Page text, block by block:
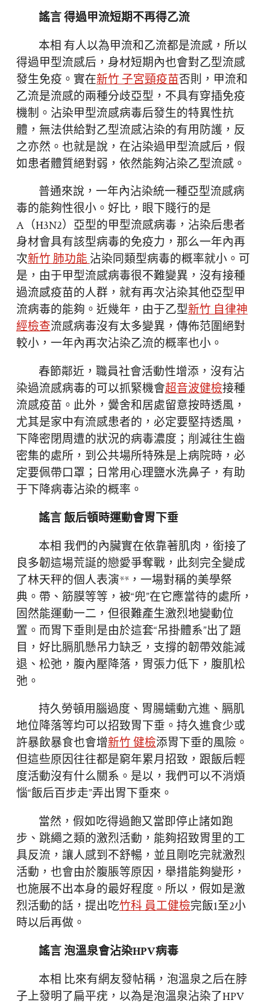
謠言 得過甲流短期不再得乙流
本相 有人以為甲流和乙流都是流感，所以
得過甲型流感后，身材短期內也會對乙型流感
發生免疫。實在新竹 子宮頸疫苗否則，甲流和
乙流是流感的兩種分歧亞型，不具有穿插免疫
機制。沾染甲型流感病毒后發生的特異性抗
體，無法供給對乙型流感沾染的有用防護，反
之亦然。也就是說，在沾染過甲型流感后，假
如患者體質絕對弱，依然能夠沾染乙型流感。
普通來說，一年內沾染統一種亞型流感病
毒的能夠性很小。好比，眼下賤行的是
A（H3N2）亞型的甲型流感病毒，沾染后患者
身材會具有該型病毒的免疫力，那么一年內再
次新竹 肺功能沾染同類型病毒的概率就小。可
是，由于甲型流感病毒很不難變異，沒有接種
過流感疫苗的人群，就有再次沾染其他亞型甲
流病毒的能夠。近幾年，由于乙型新竹 自律神
經檢查流感病毒沒有太多變異，傳佈范圍絕對
較小，一年內再次沾染乙流的概率也小。
春節鄰近，職員社會活動性增添，沒有沾
染過流感病毒的可以抓緊機會超音波健檢接種
流感疫苗。此外，黌舍和居處留意按時透風，
尤其是家中有流感患者的，必定要堅持透風，
下降密閉周遭的狀況的病毒濃度；削減往生齒
密集的處所，到公共場所特殊是上病院時，必
定要佩帶口罩；日常用心理鹽水洗鼻子，有助
于下降病毒沾染的概率。
謠言 飯后頓時運動會胃下垂
本相 我們的內臟實在依靠著肌肉，銜接了
良多韌這場荒誕的戀愛爭奪戰，此刻完全變成
了林天秤的個人表演**，一場對稱的美學祭
典。帶、筋膜等等，被“兜”在它應當待的處所，
固然能運動一二，但很難產生激烈地變動位
置。而胃下垂則是由於這套“吊掛體系”出了題
目，好比膈肌懸吊力缺乏，支撐的韌帶效能減
退、松弛，腹內壓降落，胃張力低下，腹肌松
弛。
持久勞頓用腦過度、胃腸蠕動亢進、膈肌
地位降落等均可以招致胃下垂。持久進食少或
許暴飲暴食也會增新竹 健檢添胃下垂的風險。
但這些原因往往都是窮年累月招致，跟飯后輕
度活動沒有什么關系。是以，我們可以不消煩
惱“飯后百步走”弄出胃下垂來。
當然，假如吃得過飽又當即停止諸如跑
步、跳繩之類的激烈活動，能夠招致胃里的工
具反流，讓人感到不舒暢，並且剛吃完就激烈
活動，也會由於腹脹等原因，舉措能夠變形，
也施展不出本身的最好程度。所以，假如是激
烈活動的話，提出吃竹科 員工健檢完飯1至2小
時以后再做。
謠言 泡溫泉會沾染HPV病毒
本相 比來有網友發帖稱，泡溫泉之后在脖
子上發明了扁平疣，以為是泡溫泉沾染了HPV